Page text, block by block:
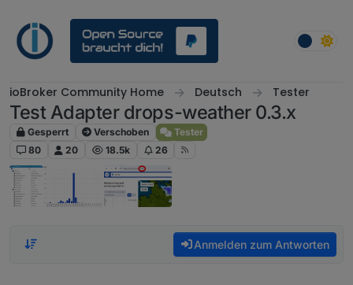
ioBroker Community Home Deutsch Tester
Test Adapter drops-weather 0.3.x
Gesperrt Verschoben
Tester
80
20 18.5k 26
Anmelden zum Antworten